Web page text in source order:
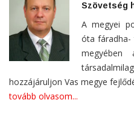
Szövetség
A megyei
óta fáradha-
megyében
hozzájáruljon Vas megye
tovább olvasom...